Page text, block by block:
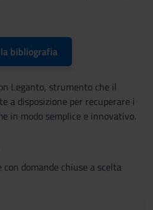
bibliografia
Leganto, strumento che il
a disposizione per recuperare i
in modo semplice e innovativo.
domande chiuse a scelta